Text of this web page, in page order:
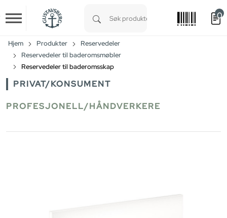
Skip to main content
0
Hjem Produkter
Reservedeler
Reservedeler til baderomsmøbler
Reservedeler til baderomsskap
PRIVAT/KONSUMENT
PROFESJONELL/HÅNDVERKERE